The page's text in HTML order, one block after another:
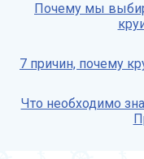
Почему мы
7 причин, почему
Что необходимо